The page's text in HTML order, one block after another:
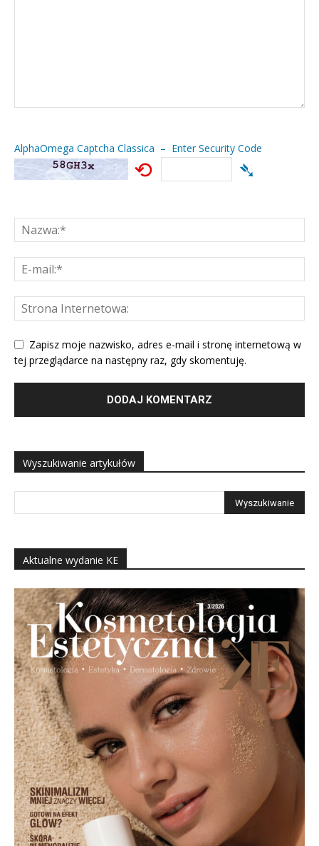
AlphaOmega Captcha Classica – Enter Security Code
⟲ ➴
Zapisz moje nazwisko, adres e-mail i stronę internetową w
tej przeglądarce na następny raz, gdy skomentuję.
Wyszukiwanie artykułów
Aktualne wydanie KE